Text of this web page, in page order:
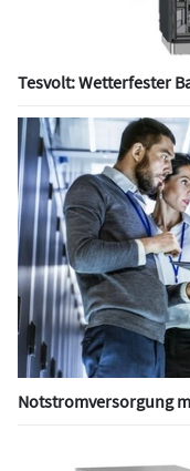
Tesvolt: Wetterfester
Notstromversorgung